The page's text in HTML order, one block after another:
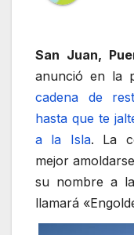
San Juan,
anunció en la
cadena de
hasta que te
a la Isla. La
mejor
su nombre a
llamará